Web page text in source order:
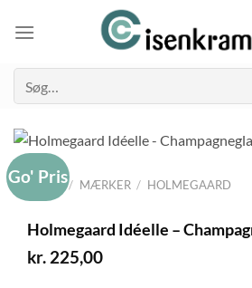
efter:
FORSIDE / MÆRKER / HOLMEGAARD
Go' Pris
Holmegaard Idéelle –
kr. 225,00